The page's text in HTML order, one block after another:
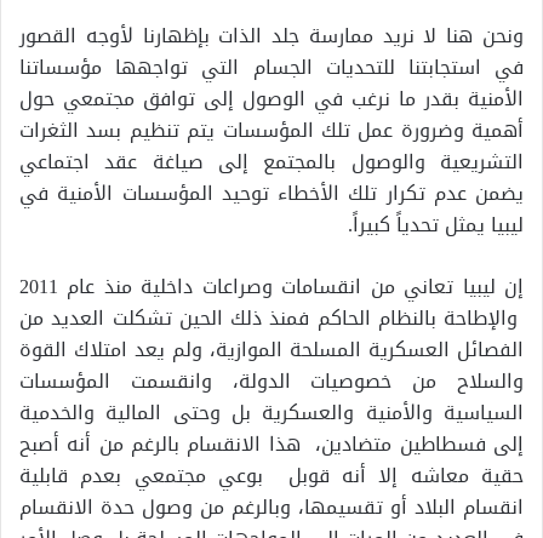
ونحن هنا لا نريد ممارسة جلد الذات بإظهارنا لأوجه القصور
في استجابتنا للتحديات الجسام التي تواجهها مؤسساتنا
الأمنية بقدر ما نرغب في الوصول إلى توافق مجتمعي حول
أهمية وضرورة عمل تلك المؤسسات يتم تنظيم بسد الثغرات
التشريعية والوصول بالمجتمع إلى صياغة عقد اجتماعي
يضمن عدم تكرار تلك الأخطاء توحيد المؤسسات الأمنية في
ليبيا يمثل تحدياً كبيراً.
إن ليبيا تعاني من انقسامات وصراعات داخلية منذ عام 2011
والإطاحة بالنظام الحاكم فمنذ ذلك الحين تشكلت العديد من
الفصائل العسكرية المسلحة الموازية، ولم يعد امتلاك القوة
والسلاح من خصوصيات الدولة، وانقسمت المؤسسات
السياسية والأمنية والعسكرية بل وحتى المالية والخدمية
إلى فسطاطين متضادين، هذا الانقسام بالرغم من أنه أصبح
حقية معاشه إلا أنه قوبل بوعي مجتمعي بعدم قابلية
انقسام البلاد أو تقسيمها، وبالرغم من وصول حدة الانقسام